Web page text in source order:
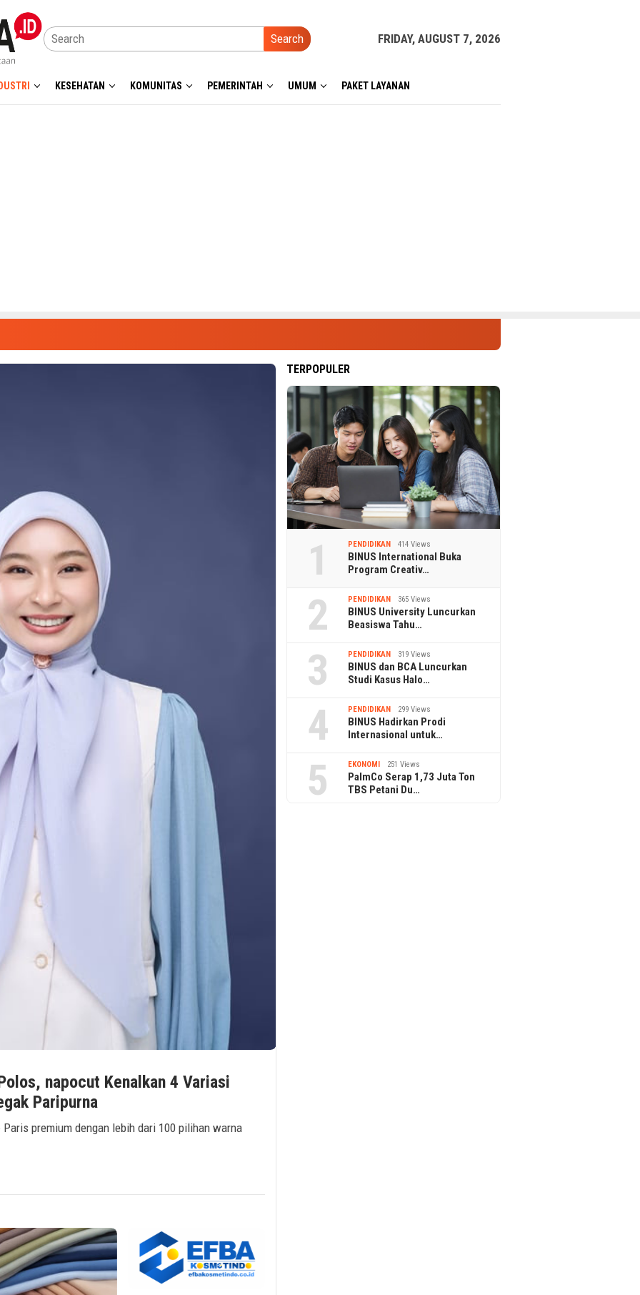
Search FRIDAY, AUGUST 7, 2026
KESEHATAN KOMUNITAS PEMERINTAH UMUM PAKET LAYANAN
napocut Kenalkan 4 Variasi
Paripurna
premium dengan lebih dari 100 pilihan warna
TERPOPULER
1 PENDIDIKAN 414 Views
BINUS International Buka
Program Creativ…
2 PENDIDIKAN 365 Views
BINUS University Luncurkan
Beasiswa Tahu…
3 PENDIDIKAN 319 Views
BINUS dan BCA Luncurkan
Studi Kasus Halo…
4 PENDIDIKAN 299 Views
BINUS Hadirkan Prodi
Internasional untuk…
5 EKONOMI 251 Views
PalmCo Serap 1,73 Juta Ton
TBS Petani Du…